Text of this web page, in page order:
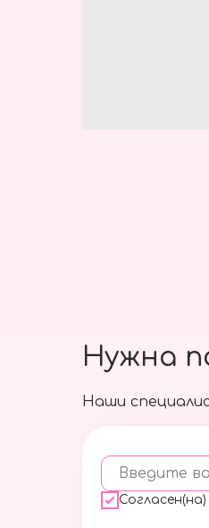
Наши
Введите
Согласен(на)
Нужна